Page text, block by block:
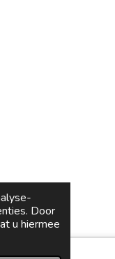
Door
u hiermee